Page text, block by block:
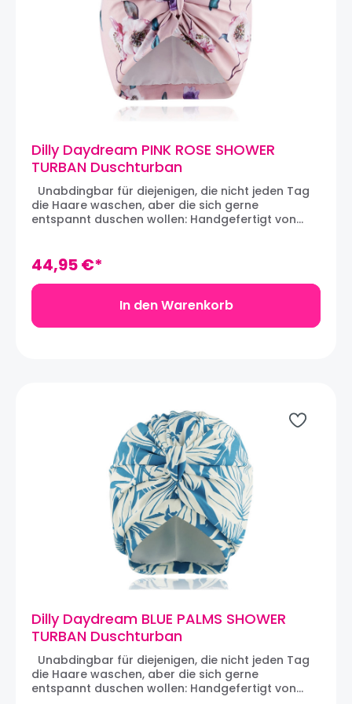
Dilly Daydream PINK ROSE SHOWER
TURBAN Duschturban
Unabdingbar für diejenigen, die nicht jeden Tag
die Haare waschen, aber die sich gerne
entspannt duschen wollen: Handgefertigt von
bündelt den Duschturban, sodass er jeder
Gesichtsform schmeichelt. Die Duschturbane von
Dilly Daydream sind aufgrund des weichen
Innenfutters absolut wasserdicht und lassen sich
leicht überstreifen. Die Duschkappen sind auch
geräumig, so dass alle Ihre Haare gut verstaut
auch der Aussenstoff recycelbar.
44,95 €*
In den Warenkorb
Dilly Daydream BLUE PALMS SHOWER
TURBAN Duschturban
Unabdingbar für diejenigen, die nicht jeden Tag
die Haare waschen, aber die sich gerne
entspannt duschen wollen: Handgefertigt von